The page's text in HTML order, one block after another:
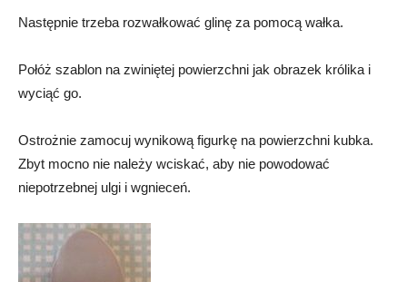
Następnie trzeba rozwałkować glinę za pomocą wałka.
Połóż szablon na zwiniętej powierzchni jak obrazek królika i
wyciąć go.
Ostrożnie zamocuj wynikową figurkę na powierzchni kubka.
Zbyt mocno nie należy wciskać, aby nie powodować
niepotrzebnej ulgi i wgnieceń.